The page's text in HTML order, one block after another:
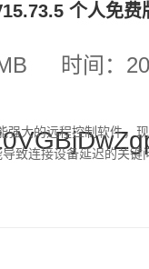
个人免费
时间：
强大的远程控制软件，
致连接设备延迟的关